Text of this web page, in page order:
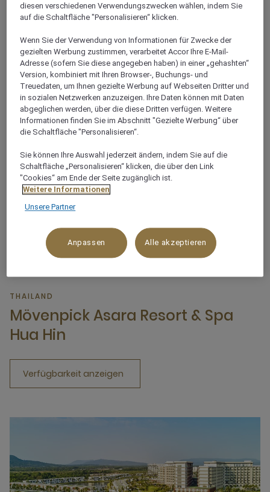
THAILAND
Mövenpick Asara Resort & Spa
Hua Hin
Verfügbarkeit anzeigen
diesen verschiedenen Verwendungszwecken wählen, indem Sie
auf die Schaltfläche "Personalisieren“ klicken.
Wenn Sie der Verwendung von Informationen für Zwecke der
gezielten Werbung zustimmen, verarbeitet Accor Ihre E-Mail-
Adresse (sofern Sie diese angegeben haben) in einer „gehashten“
Version, kombiniert mit Ihren Browser-, Buchungs- und
Treuedaten, um Ihnen gezielte Werbung auf Webseiten Dritter und
in sozialen Netzwerken anzuzeigen. Ihre Daten können mit Daten
abgeglichen werden, über die diese Dritten verfügen. Weitere
Informationen finden Sie im Abschnitt "Gezielte Werbung“ über
die Schaltfläche "Personalisieren“.
Sie können Ihre Auswahl jederzeit ändern, indem Sie auf die
Schaltfläche „Personalisieren“ klicken, die über den Link
"Cookies“ am Ende der Seite zugänglich ist.
Weitere Informationen
Unsere Partner
Anpassen Alle akzeptieren